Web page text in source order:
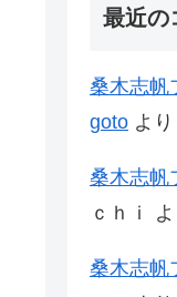
最近の
桑木志帆
goto より
桑木志帆
ｃｈｉ
桑木志帆